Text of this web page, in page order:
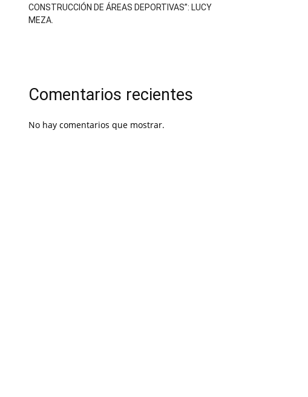
CONSTRUCCIÓN DE ÁREAS DEPORTIVAS”: LUCY
MEZA.
Comentarios recientes
No hay comentarios que mostrar.